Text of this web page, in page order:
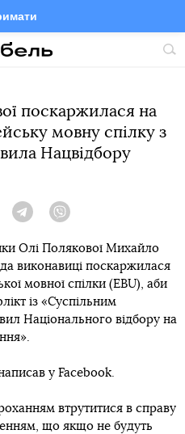
TelegramTwitter
поскаржилася на
мовну спілку з
Нацвідбору
Twitter Telegram
Олі Полякової Михайло
виконавиці поскаржилася
мовної спілки (EBU), аби
із «Суспільним
Національного відбору на
у Facebook.
втрутитися в справу
що якщо не будуть